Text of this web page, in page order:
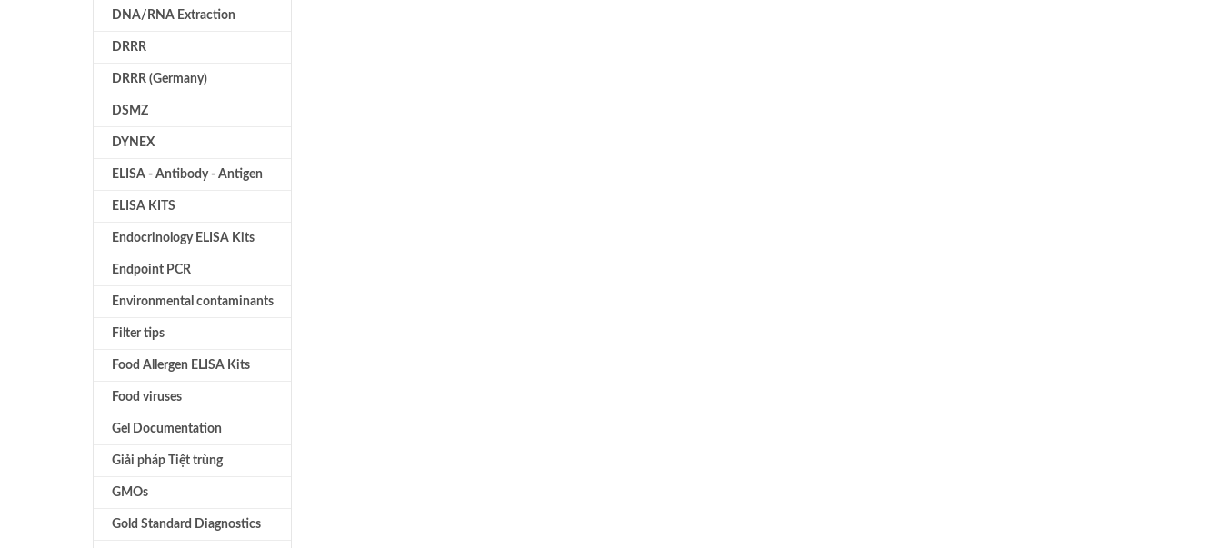
DNA/RNA Extraction
DRRR
DRRR (Germany)
DSMZ
DYNEX
ELISA - Antibody - Antigen
ELISA KITS
Endocrinology ELISA Kits
Endpoint PCR
Environmental contaminants
Filter tips
Food Allergen ELISA Kits
Food viruses
Gel Documentation
Giải pháp Tiệt trùng
GMOs
Gold Standard Diagnostics